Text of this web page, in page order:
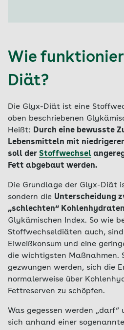
Wie
Diät?
Die Glyx-Diät ist eine
oben beschriebenen
Heißt: Durch eine bewusste
Lebensmitteln mit
soll der Stoffwechsel
Fett abgebaut werden.
Die Grundlage der Glyx-Diät
sondern die Unterscheidung
„schlechten“ Kohlenhydraten
Glykämischen Index. So wie
Stoffwechseldiäten auch,
Eiweißkonsum und eine
die wichtigsten Maßnahmen.
gezwungen werden, sich die
normalerweise über
Fettreserven zu schöpfen.
Was gegessen werden
sich anhand einer